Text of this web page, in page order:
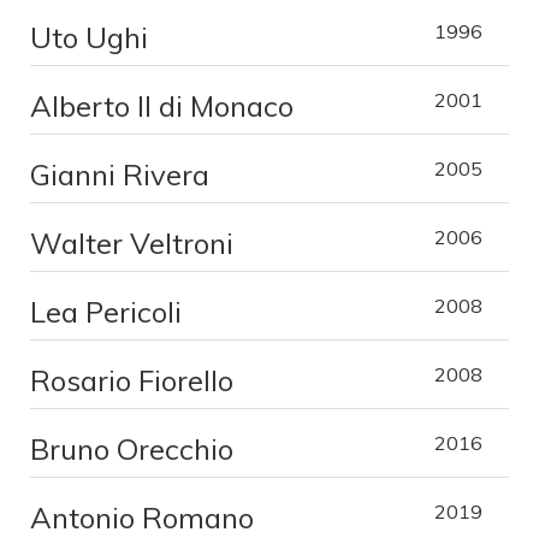
Uto Ughi 1996
Alberto II di Monaco 2001
Gianni Rivera 2005
Walter Veltroni 2006
Lea Pericoli 2008
Rosario Fiorello 2008
Bruno Orecchio 2016
Antonio Romano 2019